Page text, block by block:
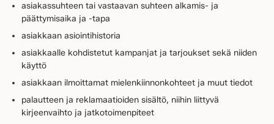
asiakassuhteen tai vastaavan suhteen alkamis- ja
päättymisaika ja -tapa
asiakkaan asiointihistoria
asiakkaalle kohdistetut kampanjat ja tarjoukset sekä niiden
käyttö
asiakkaan ilmoittamat mielenkiinnonkohteet ja muut tiedot
palautteen ja reklamaatioiden sisältö, niihin liittyvä
kirjeenvaihto ja jatkotoimenpiteet